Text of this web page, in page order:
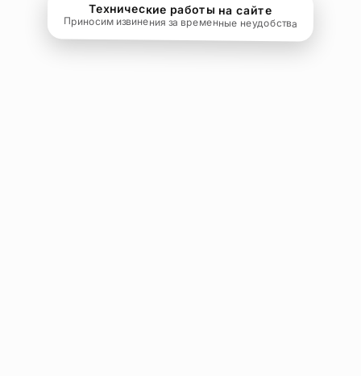
Технические работы на сайте
Приносим извинения за временные неудобства